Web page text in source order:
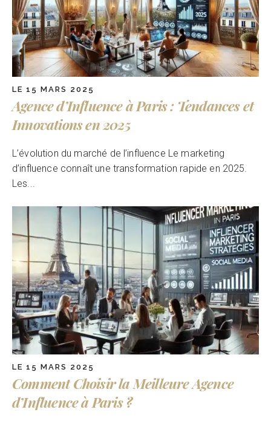
LE 15 MARS 2025
Agence d’Influence à Paris : Tendances et
Innovations en 2025
L’évolution du marché de l’influence Le marketing
d’influence connaît une transformation rapide en 2025.
Les...
LE 15 MARS 2025
Comment Choisir la Meilleure Agence
d’Influence à Paris ?